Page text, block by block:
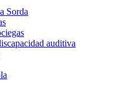
Sorda
auditiva